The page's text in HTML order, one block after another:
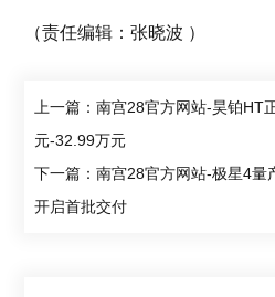
（责任编辑：张晓波 ）
上一篇：南宫28官方网站-昊铂HT
元-32.99万元
下一篇：南宫28官方网站-极星4量
开启首批交付